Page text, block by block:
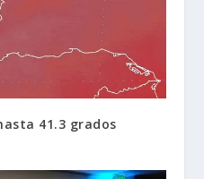
41.3 grados